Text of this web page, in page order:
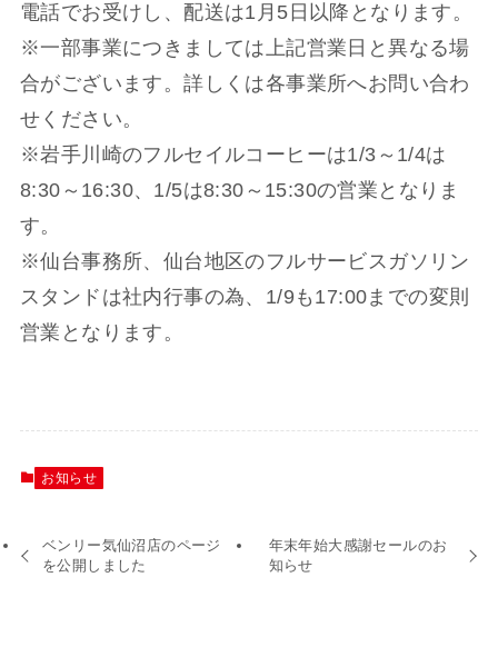
電話でお受けし、配送は1月5日以降となります。
※一部事業につきましては上記営業日と異なる場
合がございます。詳しくは各事業所へお問い合わ
せください。
※岩手川崎のフルセイルコーヒーは1/3～1/4は
8:30～16:30、1/5は8:30～15:30の営業となりま
す。
※仙台事務所、仙台地区のフルサービスガソリン
スタンドは社内行事の為、1/9も17:00までの変則
営業となります。
お知らせ
ベンリー気仙沼店のページ
を公開しました
年末年始大感謝セールのお
知らせ